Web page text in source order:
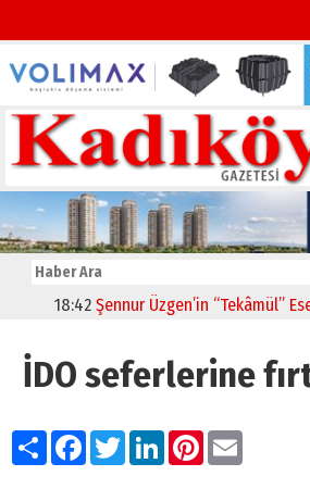
18:42 Şennur Üzgen’in “Tekâmül” Eseri
İDO seferlerine
PaylaşFacebook
TwitterLinkedIn
Pinterest
Email